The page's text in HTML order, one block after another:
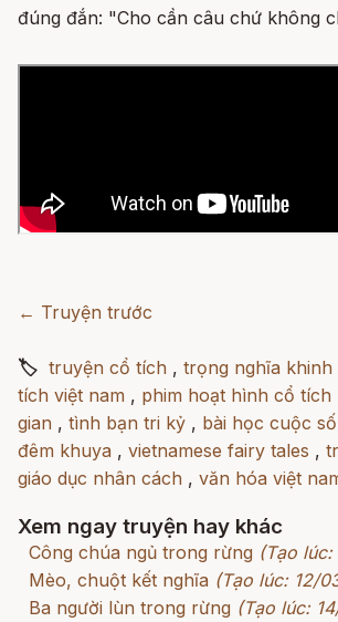
đúng đắn: "Cho cần câu chứ không
← Truyện trước
🏷 truyện cổ tích , trọng nghĩa khinh
tích việt nam , phim hoạt hình cổ tích
gian , tình bạn tri kỷ , bài học cuộc
đêm khuya , vietnamese fairy tales ,
giáo dục nhân cách , văn hóa việt
Xem ngay truyện hay khác
Công chúa ngủ trong rừng (Tạo
Mèo, chuột kết nghĩa (Tạo lúc: 12/
Ba người lùn trong rừng (Tạo lúc: